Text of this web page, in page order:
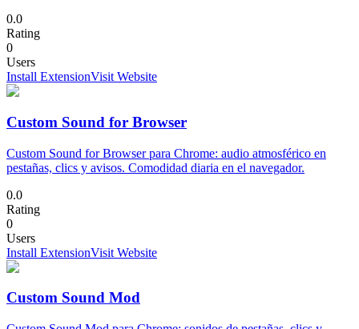
0.0
Rating
0
Users
Install ExtensionVisit Website
Custom Sound for Browser
Custom Sound for Browser para Chrome: audio atmosférico en
pestañas, clics y avisos. Comodidad diaria en el navegador.
0.0
Rating
0
Users
Install ExtensionVisit Website
Custom Sound Mod